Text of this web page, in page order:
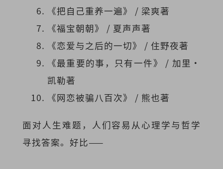
《把自己重养一遍》 / 梁爽著
《福宝朝朝》 / 夏声声著
《恋爱与之后的一切》 / 住野夜著
《最重要的事，只有一件》 / 加里·
凯勒著
《网恋被骗八百次》 / 熊也著
面对人生难题，人们容易从心理学与哲学
寻找答案。好比——